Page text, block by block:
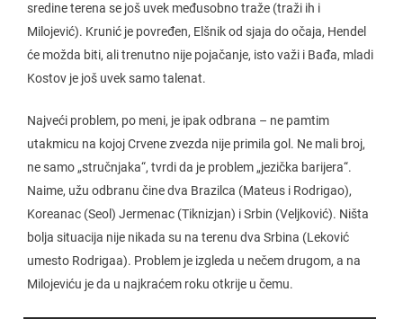
sredine terena se još uvek međusobno traže (traži ih i
Milojević). Krunić je povređen, Elšnik od sjaja do očaja, Hendel
će možda biti, ali trenutno nije pojačanje, isto važi i Bađa, mladi
Kostov je još uvek samo talenat.
Najveći problem, po meni, je ipak odbrana – ne pamtim
utakmicu na kojoj Crvene zvezda nije primila gol. Ne mali broj,
ne samo „stručnjaka“, tvrdi da je problem „jezička barijera“.
Naime, užu odbranu čine dva Brazilca (Mateus i Rodrigao),
Koreanac (Seol) Jermenac (Tiknizjan) i Srbin (Veljković). Ništa
bolja situacija nije nikada su na terenu dva Srbina (Leković
umesto Rodrigaa). Problem je izgleda u nečem drugom, a na
Milojeviću je da u najkraćem roku otkrije u čemu.